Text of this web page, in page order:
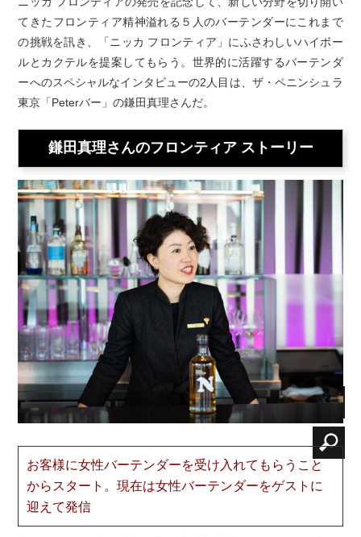
てきたフロンティア精神溢れる５人のバーテンダーにこれまで
の挑戦を訊き、「ニッカ フロンティア」にふさわしいハイボー
ルとカクテルを提案してもらう。世界的に活躍するバーテンダ
ーへのスペシャルなインタビューの2人目は、ザ・ペニンシュラ
東京「Peterバー」の鎌田真理さんだ。
鎌田真理さんのフロンティア ストーリー
お客様に女性バーテンダーを受け入れてもらうこと
からスタート。現在は女性バーテンダーをゲストに
迎えて発信